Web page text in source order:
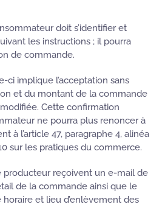
doit s’identifier et
les instructions ; il pourra
de commande.
ci implique l’acceptation sans
et du montant de la commande
Cette confirmation
ne pourra plus renoncer à
à l’article 47, paragraphe 4, alinéa
sur les pratiques du commerce.
reçoivent un e-mail de
de la commande ainsi que le
et lieu d’enlèvement des